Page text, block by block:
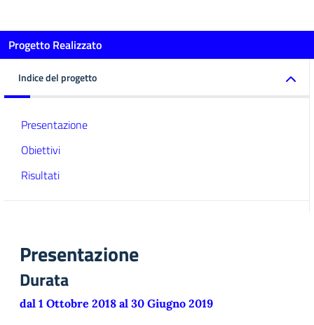
Progetto Realizzato
Indice del progetto
Presentazione
Obiettivi
Risultati
Presentazione
Durata
dal 1 Ottobre 2018 al 30 Giugno 2019